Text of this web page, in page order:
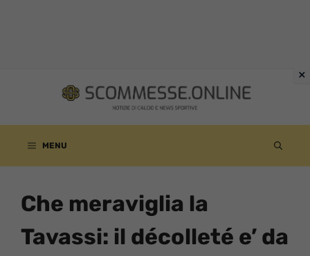
contenuto
MENU
Che meraviglia la
Tavassi: il décolleté e’ da